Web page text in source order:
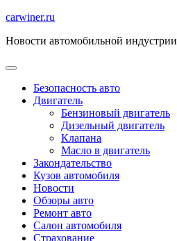
Перейти
содержимому
carwiner.ru
Новости автомобильной индустрии
Безопасность авто
Двигатель
Бензиновый двигатель
Дизельный двигатель
Клапана
Масло в двигатель
Закондательство
Кузов автомобиля
Новости
Обзоры авто
Ремонт авто
Салон автомобиля
Страхование